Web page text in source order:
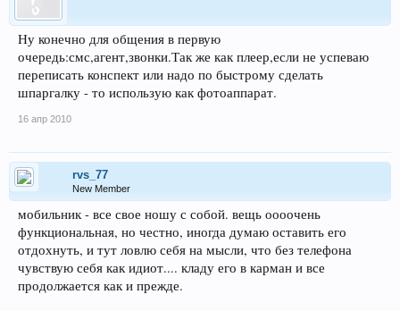
Ну конечно для общения в первую
очередь:смс,агент,звонки.Так же как плеер,если не успеваю
переписать конспект или надо по быстрому сделать
шпаргалку - то использую как фотоаппарат.
16 апр 2010
rvs_77
New Member
мобильник - все свое ношу с собой. вещь оооочень
функциональная, но честно, иногда думаю оставить его
отдохнуть, и тут ловлю себя на мысли, что без телефона
чувствую себя как идиот.... кладу его в карман и все
продолжается как и прежде.